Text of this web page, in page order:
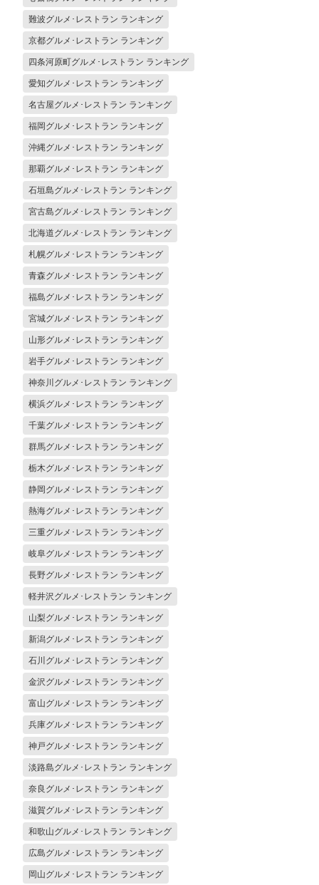
難波グルメ･レストラン ランキング
京都グルメ･レストラン ランキング
四条河原町グルメ･レストラン ランキング
愛知グルメ･レストラン ランキング
名古屋グルメ･レストラン ランキング
福岡グルメ･レストラン ランキング
沖縄グルメ･レストラン ランキング
那覇グルメ･レストラン ランキング
石垣島グルメ･レストラン ランキング
宮古島グルメ･レストラン ランキング
北海道グルメ･レストラン ランキング
札幌グルメ･レストラン ランキング
青森グルメ･レストラン ランキング
福島グルメ･レストラン ランキング
宮城グルメ･レストラン ランキング
山形グルメ･レストラン ランキング
岩手グルメ･レストラン ランキング
神奈川グルメ･レストラン ランキング
横浜グルメ･レストラン ランキング
千葉グルメ･レストラン ランキング
群馬グルメ･レストラン ランキング
栃木グルメ･レストラン ランキング
静岡グルメ･レストラン ランキング
熱海グルメ･レストラン ランキング
三重グルメ･レストラン ランキング
岐阜グルメ･レストラン ランキング
長野グルメ･レストラン ランキング
軽井沢グルメ･レストラン ランキング
山梨グルメ･レストラン ランキング
新潟グルメ･レストラン ランキング
石川グルメ･レストラン ランキング
金沢グルメ･レストラン ランキング
富山グルメ･レストラン ランキング
兵庫グルメ･レストラン ランキング
神戸グルメ･レストラン ランキング
淡路島グルメ･レストラン ランキング
奈良グルメ･レストラン ランキング
滋賀グルメ･レストラン ランキング
和歌山グルメ･レストラン ランキング
広島グルメ･レストラン ランキング
岡山グルメ･レストラン ランキング